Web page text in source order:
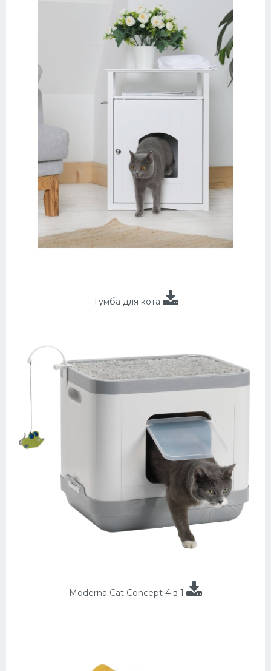
Тумба для кота
Moderna Cat Concept 4 в 1